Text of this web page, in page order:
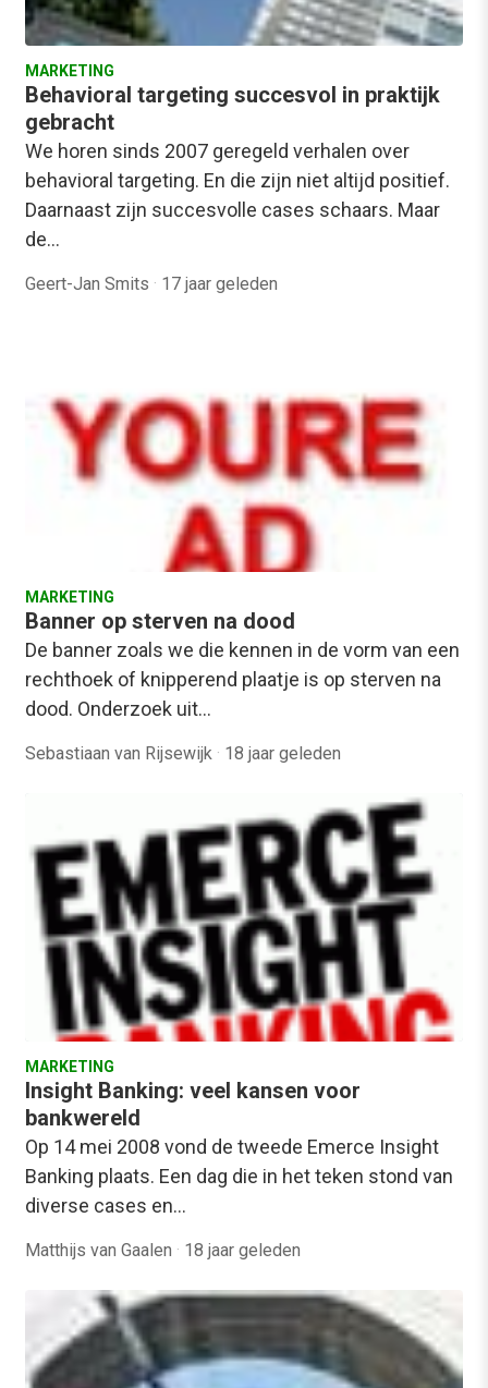
MARKETING
Behavioral targeting succesvol in praktijk
gebracht
We horen sinds 2007 geregeld verhalen over
behavioral targeting. En die zijn niet altijd positief.
Daarnaast zijn succesvolle cases schaars. Maar
de…
Geert-Jan Smits · 17 jaar geleden
MARKETING
Banner op sterven na dood
De banner zoals we die kennen in de vorm van een
rechthoek of knipperend plaatje is op sterven na
dood. Onderzoek uit…
Sebastiaan van Rijsewijk · 18 jaar geleden
MARKETING
Insight Banking: veel kansen voor
bankwereld
Op 14 mei 2008 vond de tweede Emerce Insight
Banking plaats. Een dag die in het teken stond van
diverse cases en…
Matthijs van Gaalen · 18 jaar geleden